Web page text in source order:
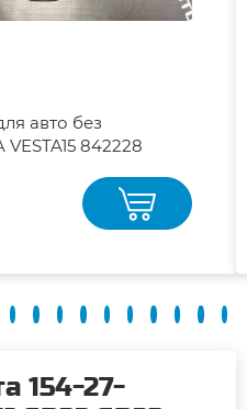
авто без
842228
154-27-